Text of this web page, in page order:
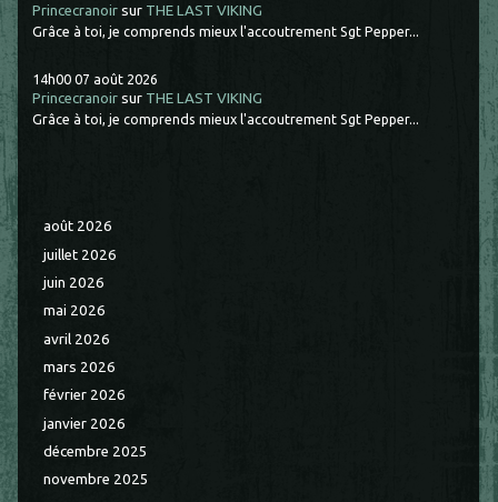
Princecranoir sur THE LAST VIKING
Grâce à toi, je comprends mieux l'accoutrement Sgt Pepper...
14h00 07 août 2026
Princecranoir sur THE LAST VIKING
Grâce à toi, je comprends mieux l'accoutrement Sgt Pepper...
août 2026
juillet 2026
juin 2026
mai 2026
avril 2026
mars 2026
février 2026
janvier 2026
décembre 2025
novembre 2025